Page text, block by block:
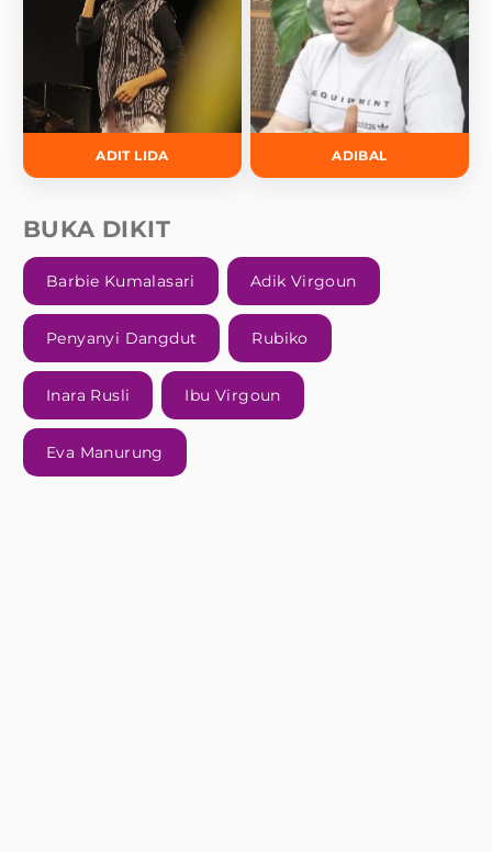
ADIT LIDA ADIBAL
BUKA DIKIT
Barbie Kumalasari Adik Virgoun
Penyanyi Dangdut Rubiko
Inara Rusli Ibu Virgoun
Eva Manurung